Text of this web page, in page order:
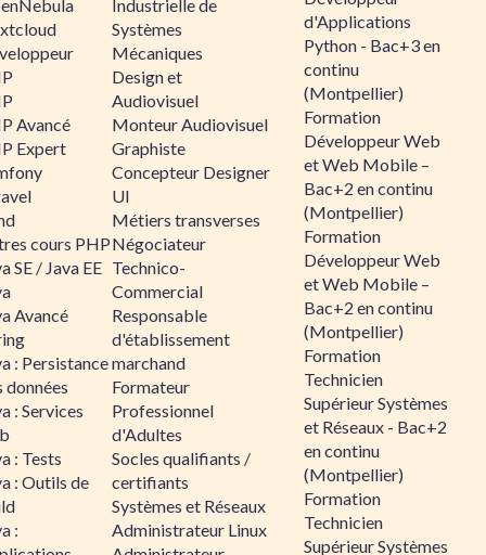
Avancé
Expert
cours PHP
SE / Java EE
Avancé
: Persistance
données
: Services
: Tests
: Outils de
:
Industrielle de
Systèmes
Mécaniques
Design et
Audiovisuel
Monteur Audiovisuel
Graphiste
Concepteur Designer
UI
Métiers transverses
Négociateur
Technico-
Commercial
Responsable
d'établissement
marchand
Formateur
Professionnel
d'Adultes
Socles qualifiants /
certifiants
Systèmes et Réseaux
Administrateur Linux
d'Applications
Python - Bac+3 en
continu
(Montpellier)
Formation
Développeur Web
et Web Mobile –
Bac+2 en continu
(Montpellier)
Formation
Développeur Web
et Web Mobile –
Bac+2 en continu
(Montpellier)
Formation
Technicien
Supérieur Systèmes
et Réseaux - Bac+2
en continu
(Montpellier)
Formation
Technicien
Supérieur Systèmes